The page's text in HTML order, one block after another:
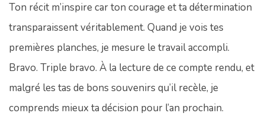
Ton récit m’inspire car ton courage et ta détermination
transparaissent véritablement. Quand je vois tes
premières planches, je mesure le travail accompli.
Bravo. Triple bravo. À la lecture de ce compte rendu, et
malgré les tas de bons souvenirs qu’il recèle, je
comprends mieux ta décision pour l’an prochain.